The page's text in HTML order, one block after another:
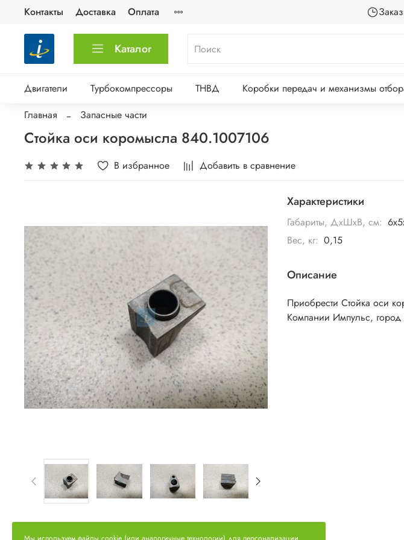
Контакты Доставка Оплата
Каталог
Двигатели Турбокомпрессоры ТНВД Коробки передач и механизмы
Главная
Запасные части
Стойка оси коромысла 840.1007106
В избранное Добавить в сравнение
Характеристики
Габариты, ДхШхВ, см:
Вес, кг: 0,15
Описание
Приобрести Стойка оси
Компании Импульс, город